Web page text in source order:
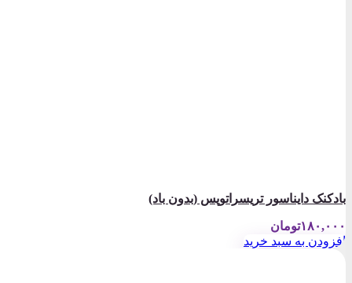
بادکنک دایناسور تریسراتوپس (بدون باد)
۱۸۰,۰۰۰تومان
افزودن به سبد خرید